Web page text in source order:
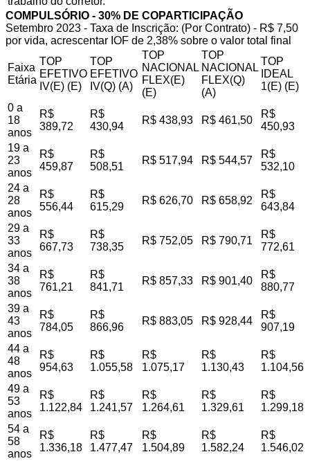
COMPULSÓRIO - 30% DE COPARTICIPAÇÃO
Setembro 2023 - Taxa de Inscrição: (Por Contrato) - R$ 7,50
por vida, acrescentar IOF de 2,38% sobre o valor total final
Faixa
Etária
TOP
EFETIVO
IV(E) (E)
TOP
EFETIVO
IV(Q) (A)
TOP
NACIONAL
FLEX(E)
(E)
TOP
NACIONAL
FLEX(Q)
(A)
TOP
IDEAL
1(E) (E)
0 a
18
anos
R$
389,72
R$
430,94
R$ 438,93 R$ 461,50
R$
450,93
19 a
23
anos
R$
459,87
R$
508,51
R$ 517,94 R$ 544,57
R$
532,10
24 a
28
anos
R$
556,44
R$
615,29
R$ 626,70 R$ 658,92
R$
643,84
29 a
33
anos
R$
667,73
R$
738,35
R$ 752,05 R$ 790,71
R$
772,61
34 a
38
anos
R$
761,21
R$
841,71
R$ 857,33 R$ 901,40
R$
880,77
39 a
43
anos
R$
784,05
R$
866,96
R$ 883,05 R$ 928,44
R$
907,19
44 a
48
anos
R$
954,63
R$
1.055,58
R$
1.075,17
R$
1.130,43
R$
1.104,56
49 a
53
anos
R$
1.122,84
R$
1.241,57
R$
1.264,61
R$
1.329,61
R$
1.299,18
54 a
58
anos
R$
1.336,18
R$
1.477,47
R$
1.504,89
R$
1.582,24
R$
1.546,02